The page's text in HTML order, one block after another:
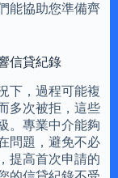
能協助您準備齊
信貸紀錄
下，過程可能複
多次被拒，這些
。專業中介能夠
問題，避免不必
提高首次申請的